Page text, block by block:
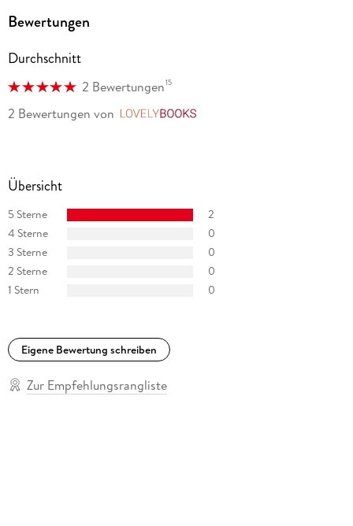
produzierte andere Blues-, Rock- und Jazzkünstler. Felix
Janosa hat eine Tochter und lebt auf dem Lande bei Aachen.
Bewertungen
Durchschnitt
2 Bewertungen15
2 Bewertungen von
Übersicht
5 Sterne
2
4 Sterne
0
3 Sterne
0
2 Sterne
0
1 Stern
0
Eigene Bewertung schreiben
Zur Empfehlungsrangliste